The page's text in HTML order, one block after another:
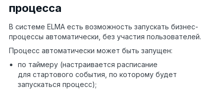
процесса
В системе ELMA есть возможность запускать бизнес-
процессы автоматически, без участия пользователей.
Процесс автоматически может быть запущен:
по таймеру (настраивается расписание
для стартового события, по которому будет
запускаться процесс);